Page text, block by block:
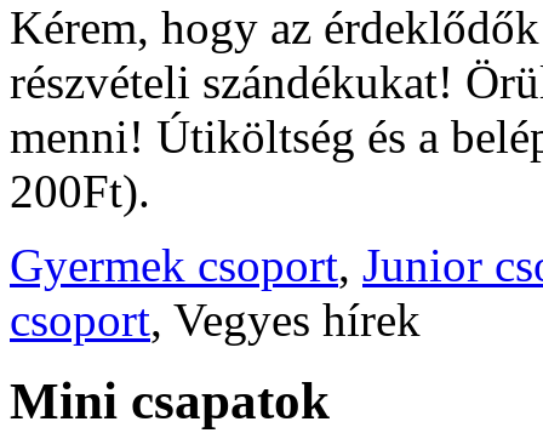
Kérem, hogy az
részvételi szándékukat!
menni! Útiköltség és a
200Ft).
Gyermek csoport, Junior
csoport, Vegyes hírek
Mini csapatok